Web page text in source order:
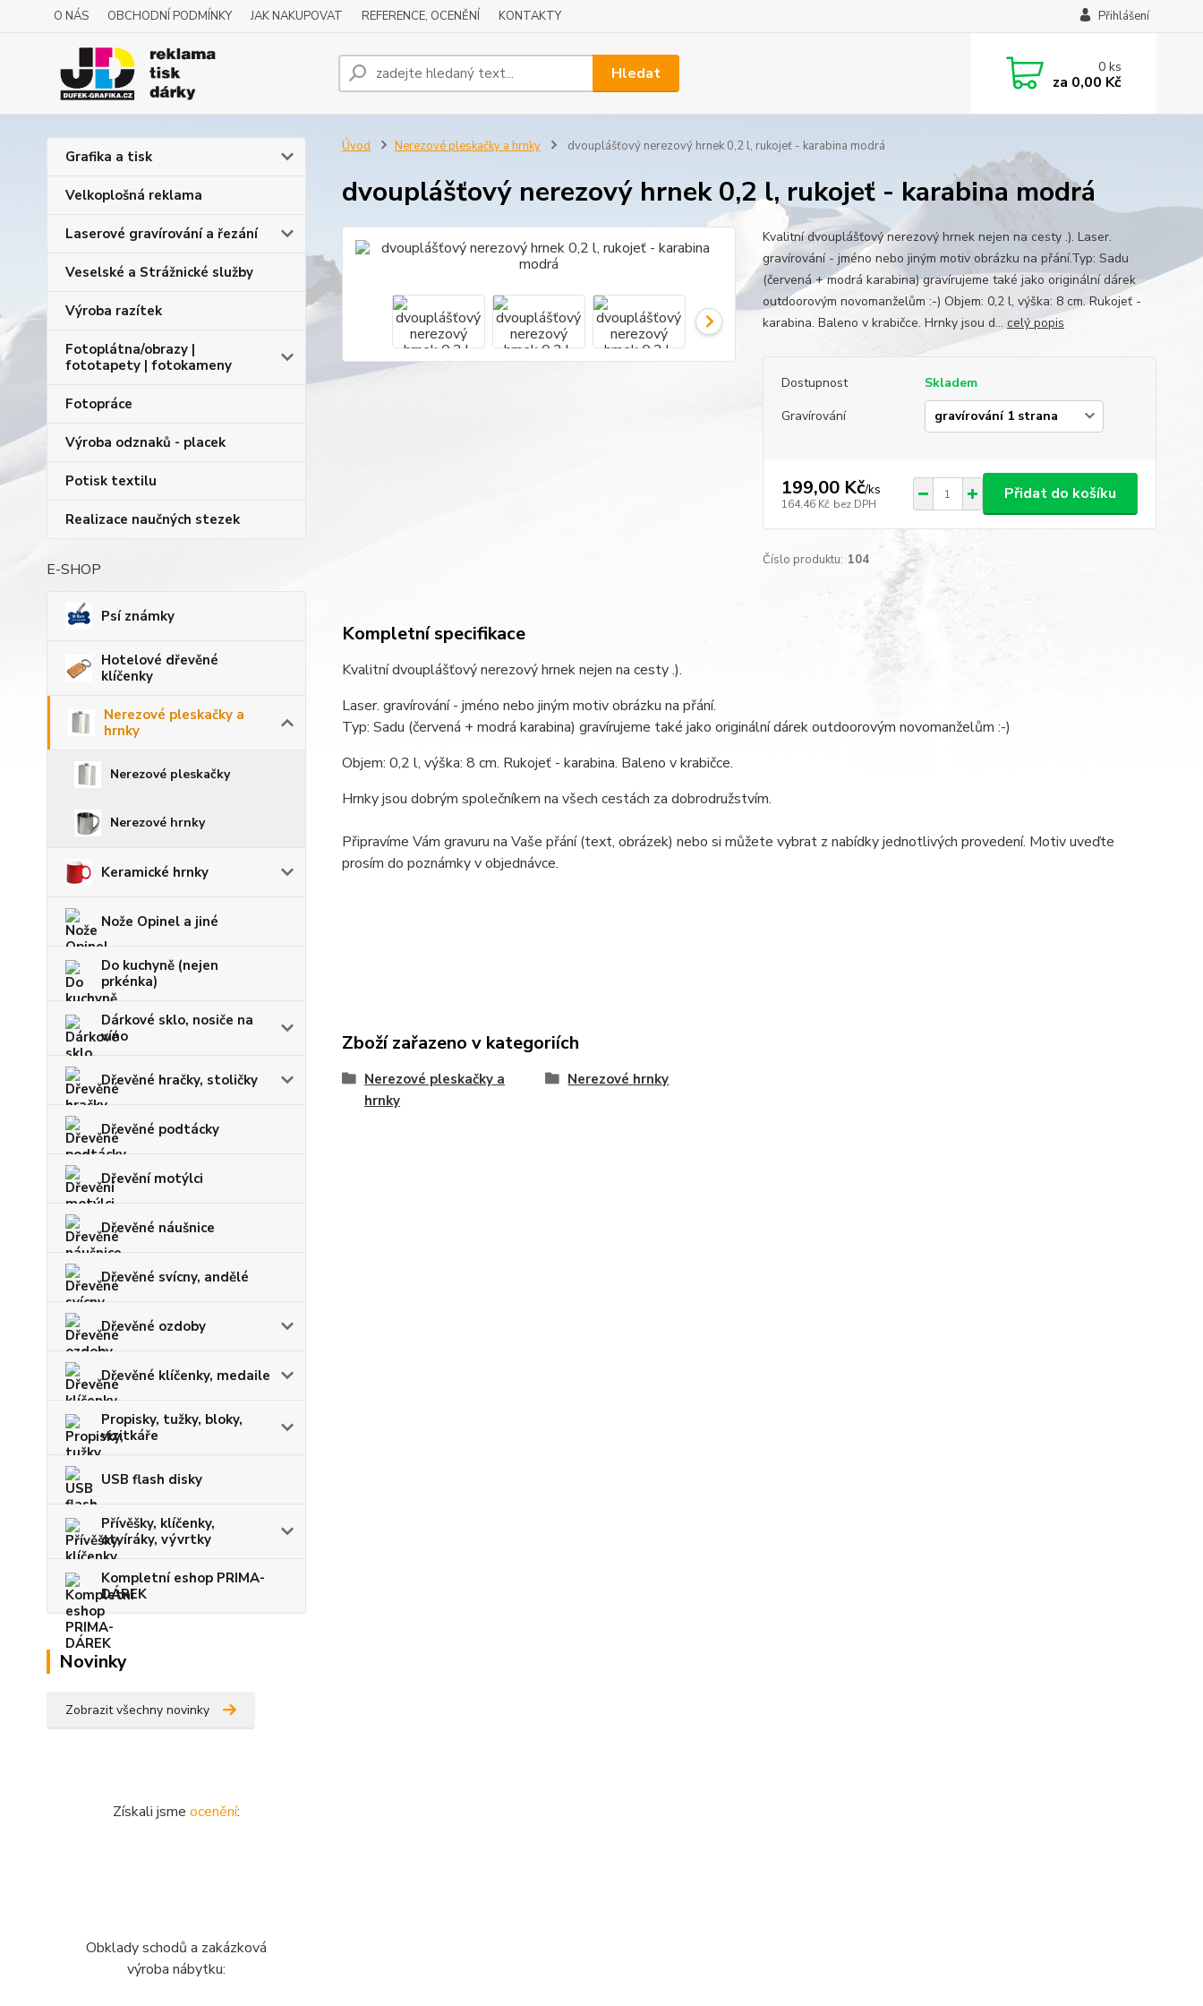
O NÁS OBCHODNÍ PODMÍNKY JAK NAKUPOVAT REFERENCE, OCENĚNÍ KONTAKTY Přihlášení
Hledat 0ks
za 0,00 Kč
Grafika a tisk
Velkoplošná reklama
Laserové gravírování a řezání
Veselské a Strážnické služby
Výroba razítek
Fotoplátna/obrazy |
fototapety | fotokameny
Fotopráce
Výroba odznaků - placek
Potisk textilu
Realizace naučných stezek
E-SHOP
Psí známky
Hotelové dřevěné
klíčenky
Nerezové pleskačky a
hrnky
Nerezové pleskačky
Nerezové hrnky
Keramické hrnky
Nože Opinel a jiné
Do kuchyně (nejen
prkénka)
Dárkové sklo, nosiče na
víno
Dřevěné hračky, stoličky
Dřevěné podtácky
Dřevění motýlci
Dřevěné náušnice
Dřevěné svícny, andělé
Dřevěné ozdoby
Dřevěné klíčenky, medaile
Propisky, tužky, bloky,
vizitkáře
USB flash disky
Přívěšky, klíčenky,
otvíráky, vývrtky
Kompletní eshop PRIMA-
DÁREK
Novinky
Zobrazit všechny novinky
Získali jsme ocenění:
Obklady schodů a zakázková
výroba nábytku:
Úvod Nerezové pleskačky a hrnky dvouplášťový nerezový hrnek 0,2 l, rukojeť - karabina modrá
dvouplášťový nerezový hrnek 0,2 l, rukojeť - karabina modrá
Kvalitní dvouplášťový nerezový hrnek nejen na cesty .). Laser.
gravírování - jméno nebo jiným motiv obrázku na přání.Typ: Sadu
(červená + modrá karabina) gravírujeme také jako originální dárek
outdoorovým novomanželům :-) Objem: 0,2 l, výška: 8 cm. Rukojeť -
karabina. Baleno v krabičce. Hrnky jsou d... celý popis
Dostupnost
Skladem
Gravírování
199,00 Kč/ks
164,46 Kč bez DPH
Přidat do košíku
Číslo produktu: 104
Kompletní specifikace
Kvalitní dvouplášťový nerezový hrnek nejen na cesty .).
Laser. gravírování - jméno nebo jiným motiv obrázku na přání.
Typ: Sadu (červená + modrá karabina) gravírujeme také jako originální dárek outdoorovým novomanželům :-)
Objem: 0,2 l, výška: 8 cm. Rukojeť - karabina. Baleno v krabičce.
Hrnky jsou dobrým společníkem na všech cestách za dobrodružstvím.
Připravíme Vám gravuru na Vaše přání (text, obrázek) nebo si můžete vybrat z nabídky jednotlivých provedení. Motiv uveďte
prosím do poznámky v objednávce.
Zboží zařazeno v kategoriích
Nerezové pleskačky a
hrnky
Nerezové hrnky